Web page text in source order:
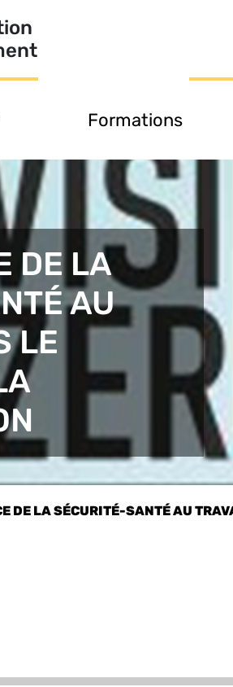
Formations
DE LA
AU
LE
DE LA SÉCURITÉ-SANTÉ AU